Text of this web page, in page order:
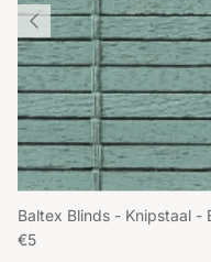
Baltex Blinds - Knipstaal -
Reguliere prijs
€5